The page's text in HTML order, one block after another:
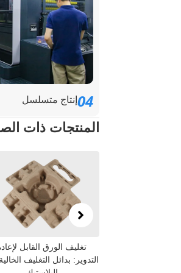
04 إنتاج متسلسل
المنتجات ذات
تغليف الورق القابل لإعادة
التدوير: بدائل التغليف الخالية من